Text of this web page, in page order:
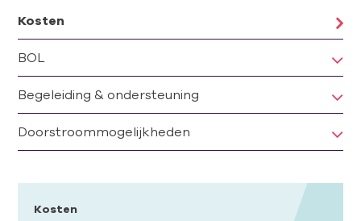
Kosten
BOL
Begeleiding & ondersteuning
Doorstroommogelijkheden
Kosten